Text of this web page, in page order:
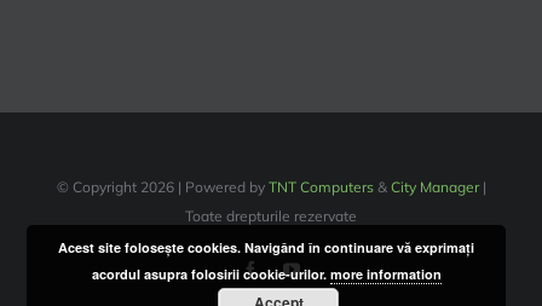
© Copyright 2026 | Powered by TNT Computers& City Manager|
Toate drepturile rezervate
FacebookYouTube
Acest site foloseşte cookies. Navigând în continuare vă exprimaţi
acordul asupra folosirii cookie-urilor. more information